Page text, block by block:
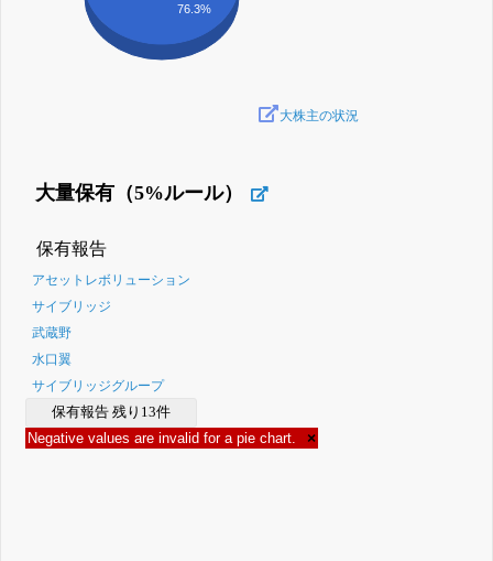
76.3%
大株主の状況
大量保有（5%ルール）
保有報告
アセットレボリューション
サイブリッジ
武蔵野
水口翼
サイブリッジグループ
保有報告 残り13件
Negative values are invalid for a pie chart. ×